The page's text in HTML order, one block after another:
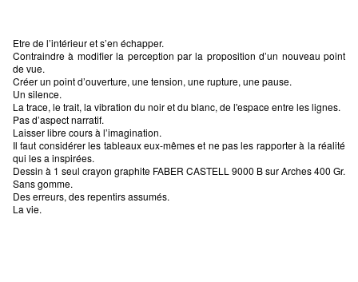
Etre de l’intérieur et s’en échapper.
Contraindre à modifier la perception par la proposition d’un nouveau point
de vue.
Créer un point d’ouverture, une tension, une rupture, une pause.
Un silence.
La trace, le trait, la vibration du noir et du blanc, de l'espace entre les lignes.
Pas d’aspect narratif.
Laisser libre cours à l’imagination.
Il faut considérer les tableaux eux-mêmes et ne pas les rapporter à la réalité
qui les a inspirées.
Dessin à 1 seul crayon graphite FABER CASTELL 9000 B sur Arches 400 Gr.
Sans gomme.
Des erreurs, des repentirs assumés.
La vie.